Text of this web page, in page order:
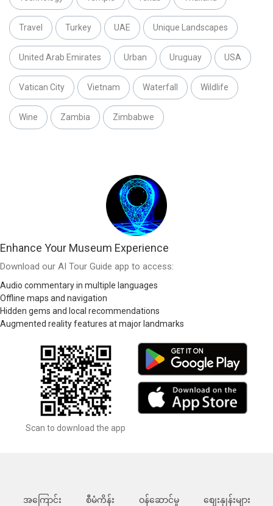
Travel Turkey UAE Unique Landscapes
United Arab Emirates Urban Uruguay USA
Vatican City Vietnam Waterfall Wildlife
Wine Zambia Zimbabwe
Enhance Your Museum Experience
Download our AI Tour Guide app to access:
Audio commentary in multiple languages
Offline maps and navigation
Hidden gems and local recommendations
Augmented reality features at major landmarks
Scan to download the app
အကြောင်း စီမံကိန်း ဝန်ဆောင်မှု စျေးနှုန်းများ